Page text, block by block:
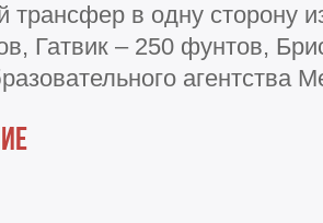
трансфер в одну сторону
Гатвик – 250 фунтов,
агентства